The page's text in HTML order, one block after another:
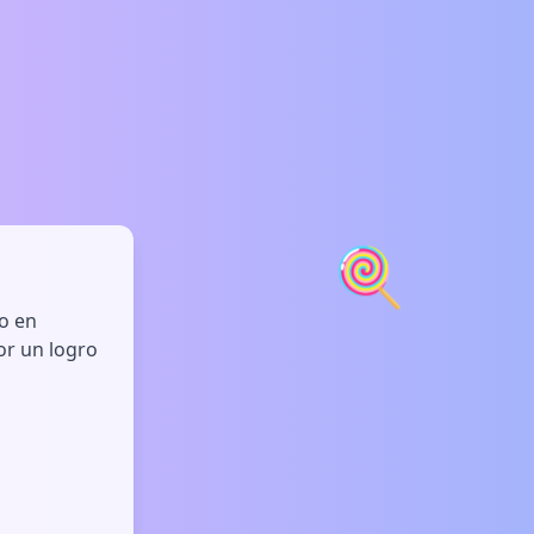
🍭
en
un logro